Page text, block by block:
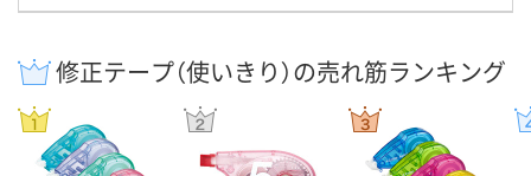
修正テープ（使いきり）の売れ筋ランキング